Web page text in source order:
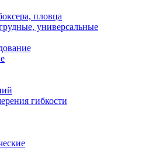
пловца
универсальные
гибкости